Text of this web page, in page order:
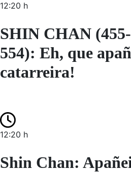
12:20 h
SHIN CHAN
554): Eh, que
catarreira!
12:20 h
Shin Chan: